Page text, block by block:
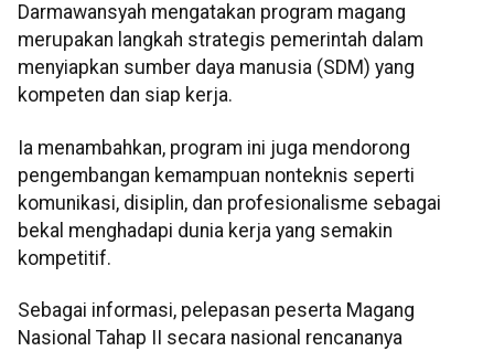
Darmawansyah mengatakan program magang
merupakan langkah strategis pemerintah dalam
menyiapkan sumber daya manusia (SDM) yang
kompeten dan siap kerja.
Ia menambahkan, program ini juga mendorong
pengembangan kemampuan nonteknis seperti
komunikasi, disiplin, dan profesionalisme sebagai
bekal menghadapi dunia kerja yang semakin
kompetitif.
Sebagai informasi, pelepasan peserta Magang
Nasional Tahap II secara nasional rencananya